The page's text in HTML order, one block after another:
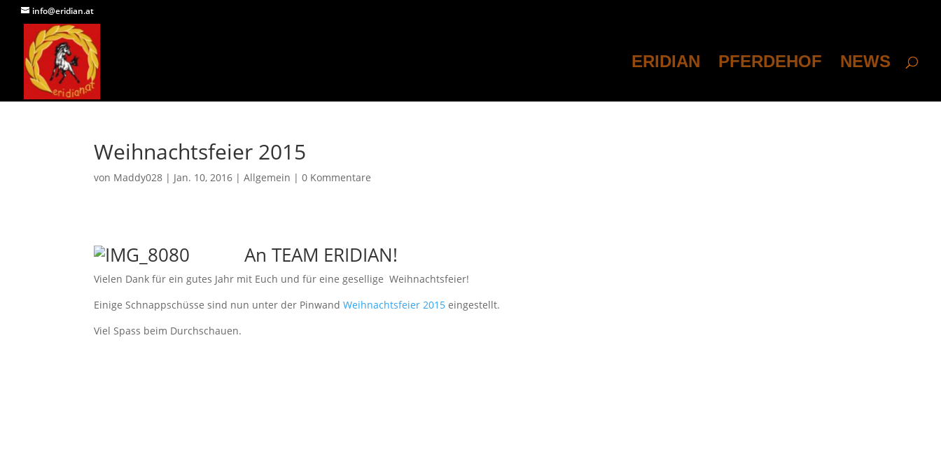
info@eridian.at
ERIDIAN PFERDEHOF NEWS
Weihnachtsfeier 2015
von Maddy028 | Jan. 10, 2016 |Allgemein |0 Kommentare
An TEAM ERIDIAN!
Vielen Dank für ein gutes Jahr mit Euch und für eine gesellige Weihnachtsfeier!
Einige Schnappschüsse sind nun unter der PinwandWeihnachtsfeier 2015eingestellt.
Viel Spass beim Durchschauen.